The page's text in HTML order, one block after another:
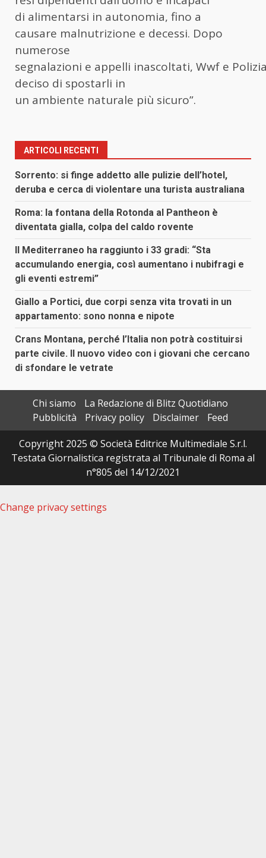
di alimentarsi in autonomia, fino a
causare malnutrizione e decessi. Dopo
numerose
segnalazioni e appelli inascoltati, Wwf e
deciso di spostarli in
un ambiente naturale più sicuro”.
ARTICOLI RECENTI
Sorrento: si finge addetto alle pulizie dell’hotel,
deruba e cerca di violentare una turista australiana
Roma: la fontana della Rotonda al Pantheon è
diventata gialla, colpa del caldo rovente
Il Mediterraneo ha raggiunto i 33 gradi: “Sta
accumulando energia, così aumentano i nubifragi e
gli eventi estremi”
Giallo a Portici, due corpi senza vita trovati in un
appartamento: sono nonna e nipote
Crans Montana, perché l’Italia non potrà costituirsi
parte civile. Il nuovo video con i giovani che cercano
di sfondare le vetrate
Chi siamo
La Redazione di Blitz Quotidiano
Pubblicità
Privacy policy Disclaimer
Feed
Copyright 2025 © Società Editrice Multimediale S.r.l.
Testata Giornalistica registrata al Tribunale di Roma al
n°805 del 14/12/2021
Change privacy settings